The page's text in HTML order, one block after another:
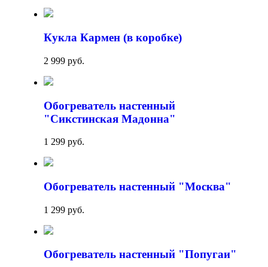
Кукла Кармен (в коробке)
2 999 руб.
Обогреватель настенный
"Сикстинская Мадонна"
1 299 руб.
Обогреватель настенный "Москва"
1 299 руб.
Обогреватель настенный "Попугаи"